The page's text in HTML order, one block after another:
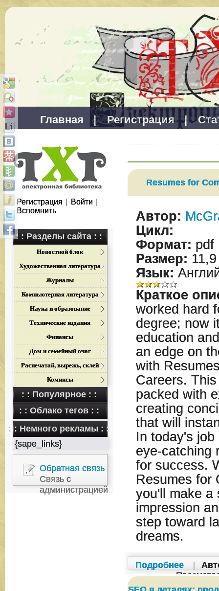
Главная | Регистрация |
Регистрация Войти
Вспомнить
: : Разделы сайта : :
Новостной блок
Художественная литература
Журналы
Компьютерная литература
Наука и образование
Технические издания
Финансы
Дом и семейный очаг
Распечатай, вырежь, склей
Комиксы
: : Популярное : :
: : Облако тегов : :
: : Немного рекламы : :
{sape_links}
Обратная связь
Связь с
администрацией
Resumes for
Автор:
Цикл:
Формат: pdf
Размер:
Язык:
Краткое
worked hard
degree; now
education
an edge on
with
Careers.
packed with
creating
that will
In today's
eye-catching
for success.
Resumes for
you'll make a
impression
step toward
dreams.
Подробнее